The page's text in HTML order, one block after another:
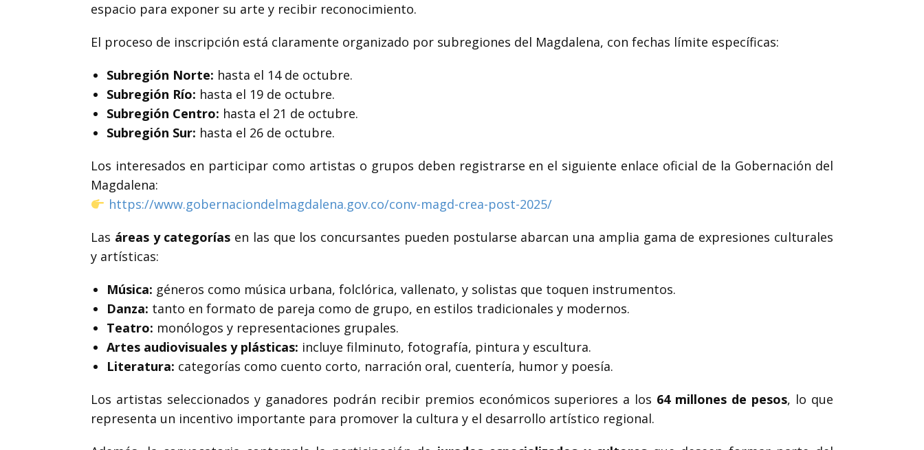
espacio para exponer su arte y recibir reconocimiento.
El proceso de inscripción está claramente organizado por subregiones del Magdalena, con fechas límite específicas:
Subregión Norte: hasta el 14 de octubre.
Subregión Río: hasta el 19 de octubre.
Subregión Centro: hasta el 21 de octubre.
Subregión Sur: hasta el 26 de octubre.
Los interesados en participar como artistas o grupos deben registrarse en el siguiente enlace oficial de la Gobernación del
Magdalena:
https://www.gobernaciondelmagdalena.gov.co/conv-magd-crea-post-2025/
Las áreas y categorías en las que los concursantes pueden postularse abarcan una amplia gama de expresiones culturales
y artísticas:
Música: géneros como música urbana, folclórica, vallenato, y solistas que toquen instrumentos.
Danza: tanto en formato de pareja como de grupo, en estilos tradicionales y modernos.
Teatro: monólogos y representaciones grupales.
Artes audiovisuales y plásticas: incluye filminuto, fotografía, pintura y escultura.
Literatura: categorías como cuento corto, narración oral, cuentería, humor y poesía.
Los artistas seleccionados y ganadores podrán recibir premios económicos superiores a los 64 millones de pesos, lo que
representa un incentivo importante para promover la cultura y el desarrollo artístico regional.